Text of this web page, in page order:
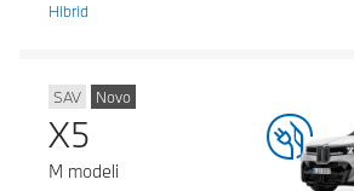
Hibrid
SAV Novo
X5
M modeli